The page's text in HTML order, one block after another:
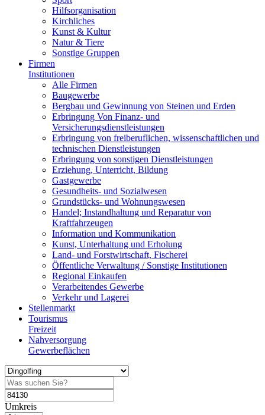
Hilfsorganisation
Kirchliches
Kunst & Kultur
Natur & Tiere
Sonstige Gruppen
Firmen
Institutionen
Alle Firmen
Baugewerbe
Bergbau und Gewinnung von Steinen und Erden
Erbringung Von Finanz- und
Versicherungsdienstleistungen
Erbringung von freiberuflichen, wissenschaftlichen und
technischen Dienstleistungen
Erbringung von sonstigen Dienstleistungen
Erziehung, Unterricht, Bildung
Gastgewerbe
Gesundheits- und Sozialwesen
Grundstücks- und Wohnungswesen
Handel; Instandhaltung und Reparatur von
Kraftfahrzeugen
Information und Kommunikation
Kunst, Unterhaltung und Erholung
Land- und Forstwirtschaft, Fischerei
Öffentliche Verwaltung / Sonstige Institutionen
Regional Einkaufen
Verarbeitendes Gewerbe
Verkehr und Lagerei
Stellenmarkt
Tourismus
Freizeit
Nahversorgung
Gewerbeflächen
Umkreis